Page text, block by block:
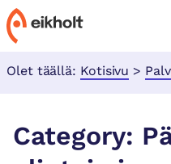
Olet täällä: Kotisivu >
Category: